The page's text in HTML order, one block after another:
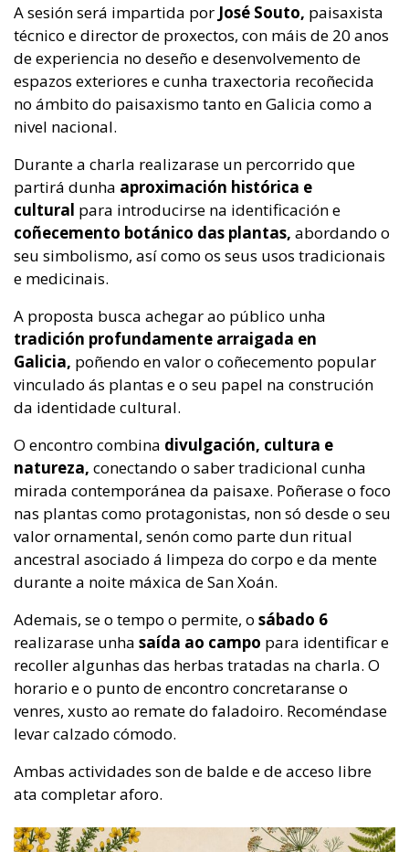
A sesión será impartida por José Souto, paisaxista
técnico e director de proxectos, con máis de 20 anos
de experiencia no deseño e desenvolvemento de
espazos exteriores e cunha traxectoria recoñecida
no ámbito do paisaxismo tanto en Galicia como a
nivel nacional.
Durante a charla realizarase un percorrido que
partirá dunha aproximación histórica e
cultural para introducirse na identificación e
coñecemento botánico das plantas, abordando o
seu simbolismo, así como os seus usos tradicionais
e medicinais.
A proposta busca achegar ao público unha
tradición profundamente arraigada en
Galicia, poñendo en valor o coñecemento popular
vinculado ás plantas e o seu papel na construción
da identidade cultural.
O encontro combina divulgación, cultura e
natureza, conectando o saber tradicional cunha
mirada contemporánea da paisaxe. Poñerase o foco
nas plantas como protagonistas, non só desde o seu
valor ornamental, senón como parte dun ritual
ancestral asociado á limpeza do corpo e da mente
durante a noite máxica de San Xoán.
Ademais, se o tempo o permite, o sábado 6
realizarase unha saída ao campo para identificar e
recoller algunhas das herbas tratadas na charla. O
horario e o punto de encontro concretaranse o
venres, xusto ao remate do faladoiro. Recoméndase
levar calzado cómodo.
Ambas actividades son de balde e de acceso libre
ata completar aforo.